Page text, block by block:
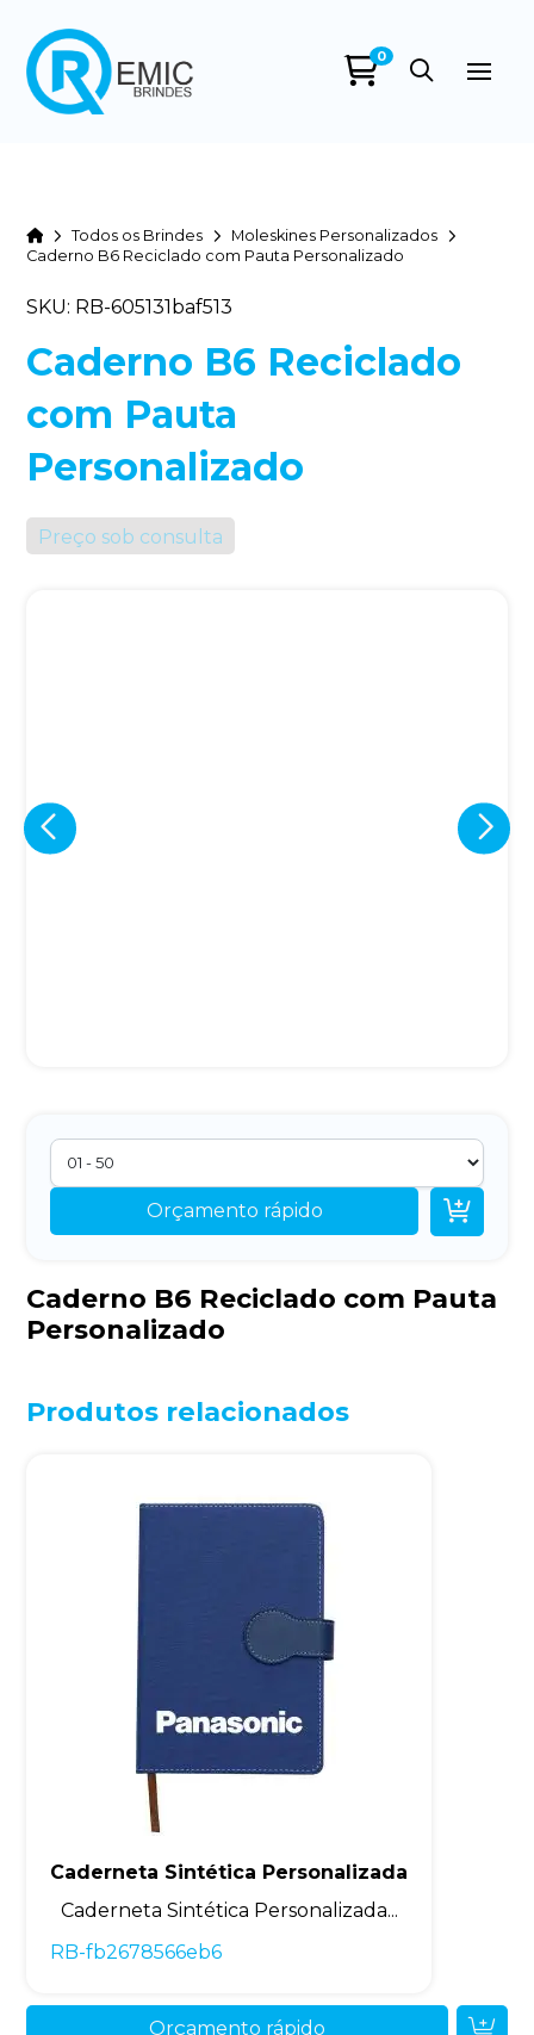
0
HomeTodos os Brindes
Moleskines Personalizados
Caderno B6 Reciclado com Pauta Personalizado
SKU: RB-605131baf513
Caderno B6 Reciclado
com Pauta
Personalizado
Preço sob consulta
Orçamento rápido 
Caderno B6 Reciclado com Pauta
Personalizado
Produtos relacionados
Caderneta Sintética Personalizada
Caderneta Sintética Personalizada...
RB-fb2678566eb6
Orçamento rápido